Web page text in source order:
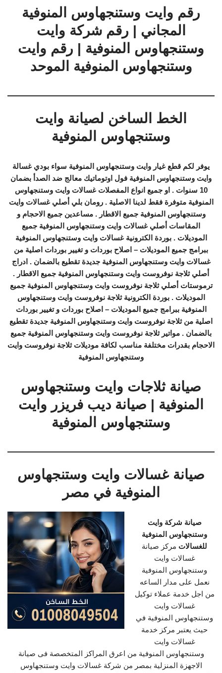
رقم وايت وستنجهاوس المنوفية
المجاني | رقم شركة وايت
وستنجهاوس المنوفية | رقم وايت
وستنجهاوس المنوفية الموحد
الخط الساخن لصيانة وايت
وستنجهاوس المنوفية
يوفر لكم قطع غيار وايت وستنجهاوس المنوفية سواء بودي غسالة
وايت وستنجهاوس المنوفية فول اوتوماتيك معالج ضد الصدأ بضمان
10 سنوات . او جميع انواع المفصلات غسالات وايت وستنجهاوس
المنوفية متوفرة فقط لدينا الاصلية . رومان بلي أصلي غسالات وايت
وستنجهاوس المنوفية جميع الاقطار . مساعدين جميع الاحجام و
المقاسات أصلي غسالات وايت وستنجهاوس المنوفية جميع
الموديلات . بوردة الكترونية غسالات وايت وستنجهاوس المنوفية
ببرامج جميع الموديلات – اصلاح بوردات و تغيير بوردات اصلية من
غسالات وايت وستنجهاوس المنوفية جديدة تقطيع بالضمان . ادراج
أصلي ثلاجة نوفروست وايت وستنجهاوس المنوفية جميع الاقطار .
ترموستات أصلي ثلاجة نوفروست وايت وستنجهاوس المنوفية جميع
الموديلات . بوردة الكترونية ثلاجة نوفروست وايت وستنجهاوس
المنوفية ببرامج جميع الموديلات – اصلاح بوردات و تغيير بوردات
اصلية من ثلاجة نوفروست وايت وستنجهاوس المنوفية جديدة تقطيع
بالضمان . مواتير ثلاجة نوفروست وايت وستنجهاوس المنوفية جميع
الاحجام بقدرات مختلفة مناسب لكافة موديلات ثلاجة نوفروست وايت
وستنجهاوس المنوفية
صيانة ثلاجات وايت وستنجهاوس
المنوفية | صيانة ديب فريزر وايت
وستنجهاوس المنوفية
صيانة غسالات وايت وستنجهاوس
المنوفية في مصر
صيانة شركة وايت
وستنجهاوس المنوفية
للغسالات مركز صيانة
غسالات وايت
وستنجهاوس المنوفية
نعمل على مدار الساعه
من اجل خدمة عملاء توكيل
غسالات وايت
وستنجهاوس المنوفية في
حيث يعتبر مركز خدمة
غسالات وايت
وستنجهاوس المنوفية من اعرق المراكز المتخصصة فى صيانة
الاجهزة المنزلية بمصر من شركة غسالات وايت وستنجهاوس